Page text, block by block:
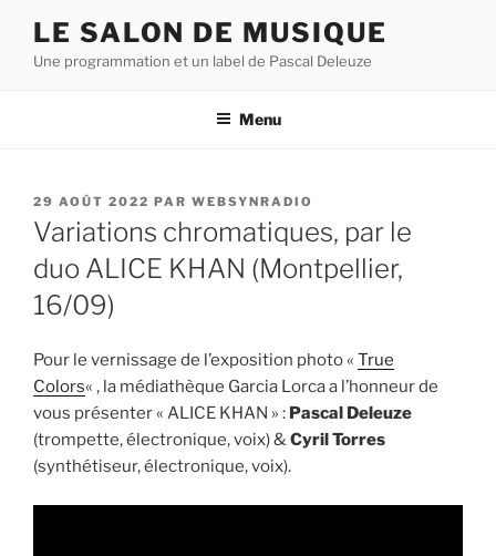
contenu
LE SALON DE MUSIQUE
Une programmation et un label de Pascal Deleuze
Menu
PUBLIÉ
LE
29 AOÛT 2022 PAR WEBSYNRADIO
Variations chromatiques, par le
duo ALICE KHAN (Montpellier,
16/09)
Pour le vernissage de l’exposition photo « True
Colors« , la médiathèque Garcia Lorca a l’honneur de
vous présenter « ALICE KHAN » : Pascal Deleuze
(trompette, électronique, voix) &Cyril Torres
(synthétiseur, électronique, voix).